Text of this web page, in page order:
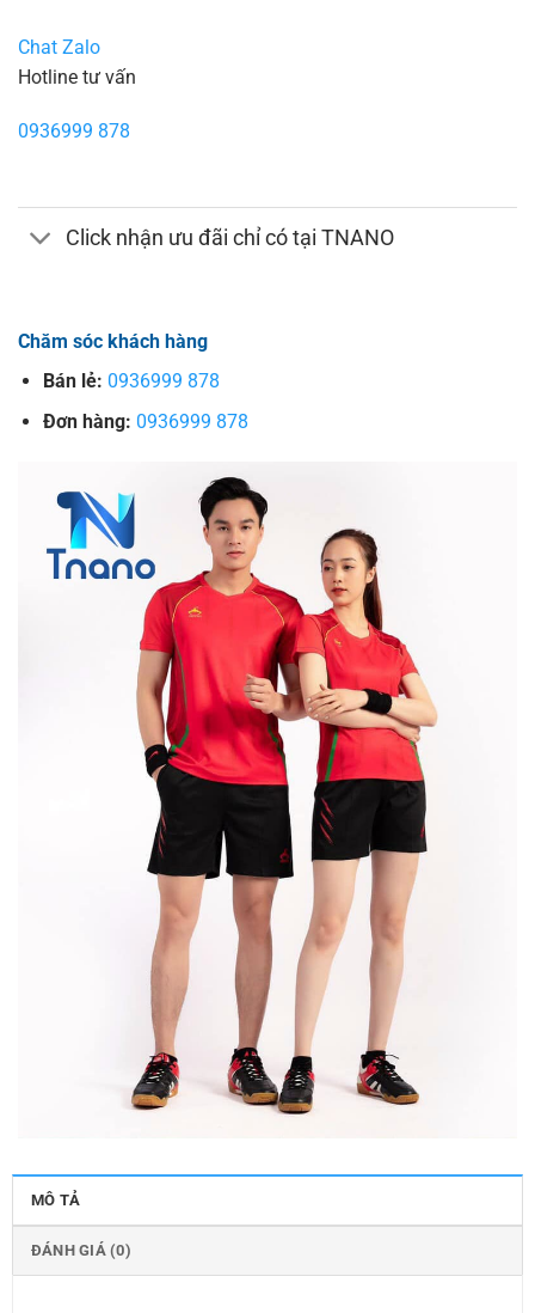
Chat Zalo
Hotline tư vấn
0936999 878
Click nhận ưu đãi chỉ có tại TNANO
Chăm sóc khách hàng
Bán lẻ: 0936999 878
Đơn hàng: 0936999 878
MÔ TẢ
ĐÁNH GIÁ (0)